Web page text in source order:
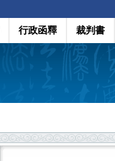
行政函釋 裁判書